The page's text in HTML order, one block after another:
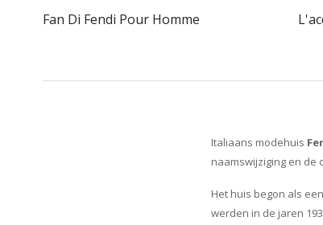
Fan Di Fendi Pour Homme
Italiaans modehuis
naamswijziging en de
Het huis begon als
werden in de jaren